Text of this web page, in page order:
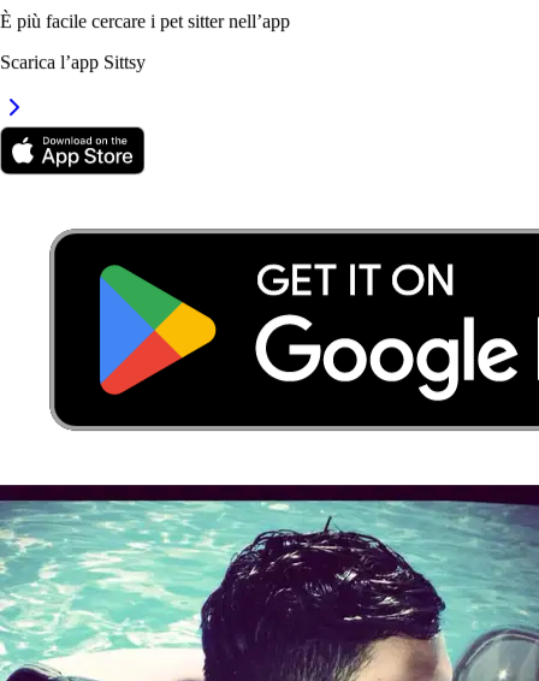
7.Arianna Piccinelli
5,0·7 recensioni
Milano, 20142
a 4,6 km di distanza
È più facile cercare i pet sitter nell’app
Scarica l’app Sittsy